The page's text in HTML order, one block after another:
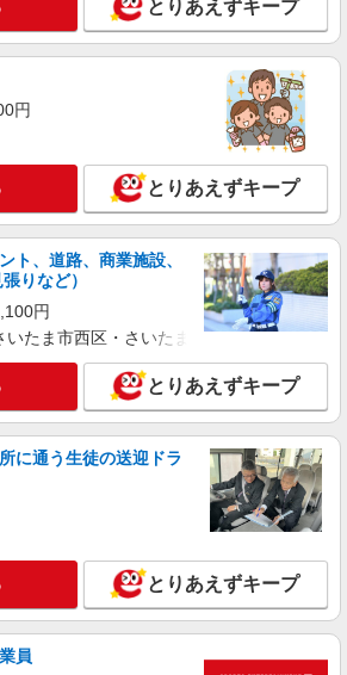
ビグループ）/MD04
スタッフ ◆デイサービス、サービス付き
者向け住宅、グループホームなど様々な勤
未経験：時給1250〜1450円（資格・経験によ
経験者：時給1450〜1650円（資格・経験によ
5
円 ◆昇給あり ◆支払い方法 ※日払
払い/月払い対応も可能です。詳しくは面談時
相談ください。 ◆交通費：別途全額支給 ※当
あり
県福島市 【最寄駅】 ◆各線「福島駅」 ◆
交通飯坂線「泉駅」 ◆阿武隈急行「卸町駅」
他、近隣に多数勤務地あります！
詳細を見る
紹介予定派遣
験・無資格OKの介護スタッフ
給1,280円〜1,380円 ★週払いOK（規定あ
り） ※給与幅は経験・能力による
福島県福島市 【最寄駅】福島交通飯坂線「曽
すいエリアなど、お好きな勤務地をお選び下
詳細を見る
う先は、笑顔の待つ場所！デイサービスの
とりあえずキープ
円
とりあえずキープ
ト、道路、商業施設、
りなど）
円
いたま市西区・さいたま市岩槻区・久喜市・
とりあえずキープ
に通う生徒の送迎ドラ
とりあえずキープ
員